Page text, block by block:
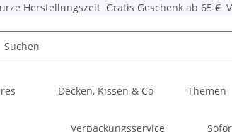
Herstellungszeit Gratis Geschenk ab 65 €
Decken, Kissen & Co Themen
Verpackungsservice